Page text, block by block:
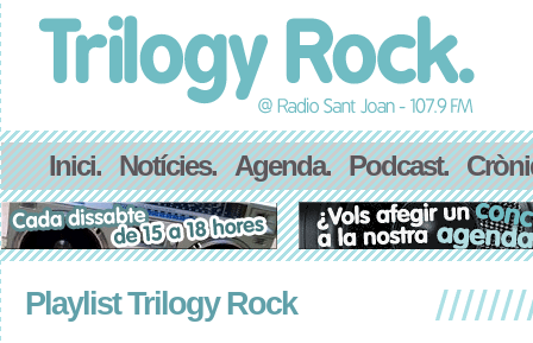
Inici. Notícies. Agenda. Podcast.
Playlist Trilogy Rock